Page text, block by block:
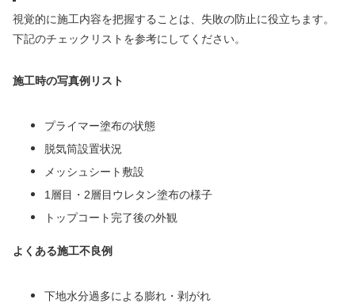
視覚的に施工内容を把握することは、失敗の防止に役立ちます。
下記のチェックリストを参考にしてください。
施工時の写真例リスト
プライマー塗布の状態
脱気筒設置状況
メッシュシート敷設
1層目・2層目ウレタン塗布の様子
トップコート完了後の外観
よくある施工不良例
下地水分過多による膨れ・剥がれ